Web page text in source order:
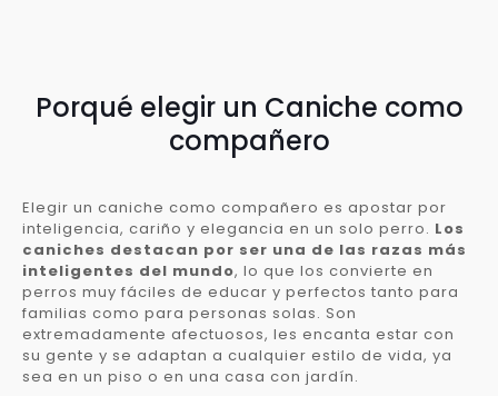
Porqué elegir un Caniche como
compañero
Elegir un caniche como compañero es apostar por
inteligencia, cariño y elegancia en un solo perro. Los
caniches destacan por ser una de las razas más
inteligentes del mundo, lo que los convierte en
perros muy fáciles de educar y perfectos tanto para
familias como para personas solas. Son
extremadamente afectuosos, les encanta estar con
su gente y se adaptan a cualquier estilo de vida, ya
sea en un piso o en una casa con jardín.